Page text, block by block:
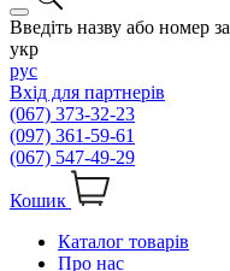
Введіть назву або номер
укр
рус
Вхід для партнерів
(067) 373-32-23
(097) 361-59-61
(067) 547-49-29
Кошик
Каталог товарів
Про нас